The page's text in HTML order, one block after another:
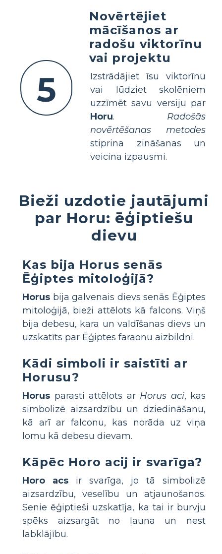
5
Novērtējiet
mācīšanos ar
radošu viktorīnu
vai projektu
Izstrādājiet īsu viktorīnu
vai lūdziet skolēniem
uzzīmēt savu versiju par
Horu. Radošās
novērtēšanas metodes
stiprina zināšanas un
veicina izpausmi.
Bieži uzdotie jautājumi
par Horu: ēģiptiešu
dievu
Kas bija Horus senās
Ēģiptes mitoloģijā?
Horus bija galvenais dievs senās Ēģiptes
mitoloģijā, bieži attēlots kā falcons. Viņš
bija debesu, kara un valdīšanas dievs un
uzskatīts par Ēģiptes faraonu aizbildni.
Kādi simboli ir saistīti ar
Horusu?
Horus parasti attēlots ar Horus aci, kas
simbolizē aizsardzību un dziedināšanu,
kā arī ar falconu, kas norāda uz viņa
lomu kā debesu dievam.
Kāpēc Horo acij ir svarīga?
Horo acs ir svarīga, jo tā simbolizē
aizsardzību, veselību un atjaunošanos.
Senie ēģiptieši uzskatīja, ka tai ir burvju
spēks aizsargāt no ļauna un nest
labklājību.